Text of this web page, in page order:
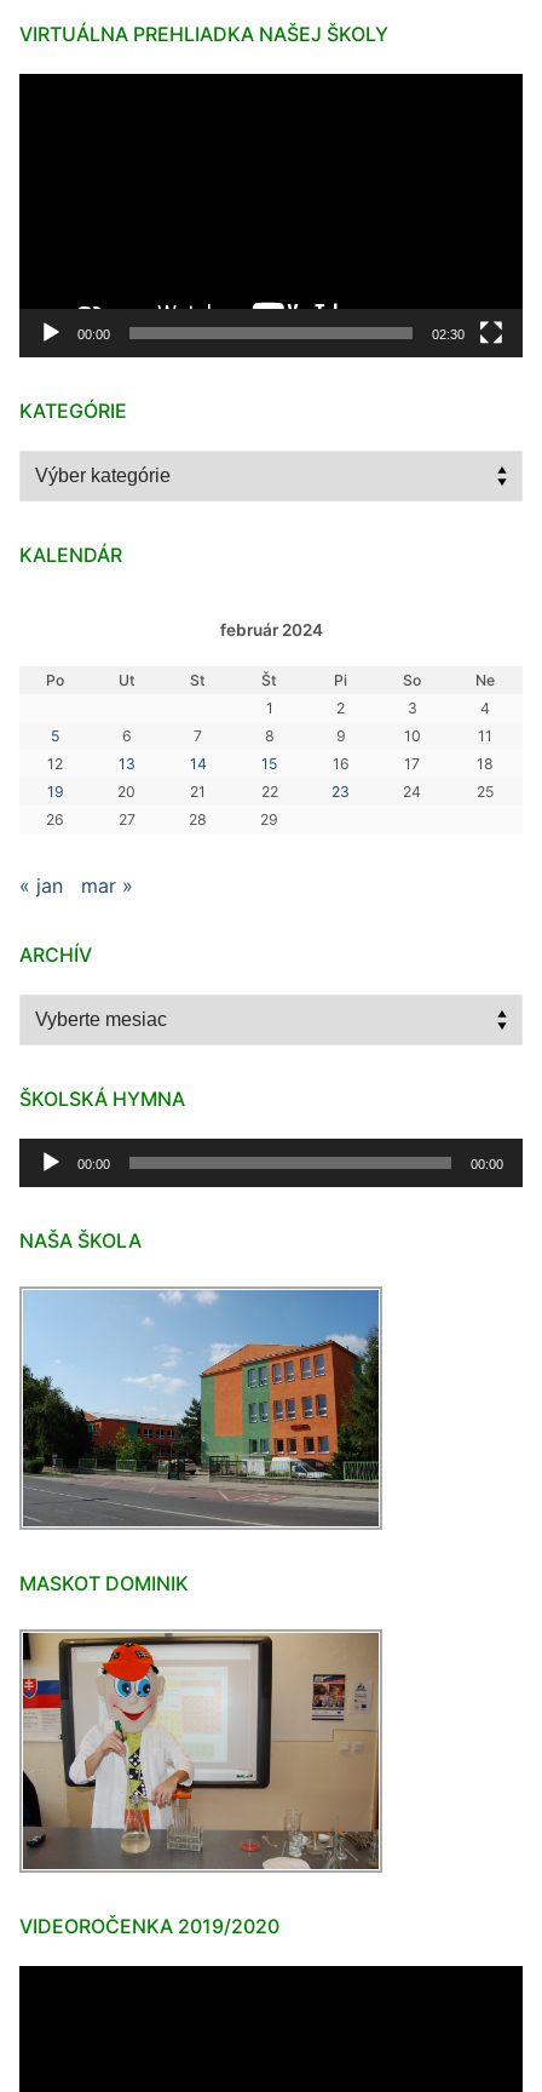
VIRTUÁLNA PREHLIADKA NAŠEJ ŠKOLY
00:00 02:30
KATEGÓRIE
Kategórie
KALENDÁR
február 2024
Po Ut St Št Pi So
Ne
1
2 3
4
5
6 7 8 9 10
11
12
13 14 15 16 17
18
19
20 21 22 23 24
25
26
27 28 29
« jan mar »
ARCHÍV
Archív
ŠKOLSKÁ HYMNA
Audio
prehrávač
00:00 00:00
NAŠA ŠKOLA
MASKOT DOMINIK
VIDEOROČENKA 2019/2020